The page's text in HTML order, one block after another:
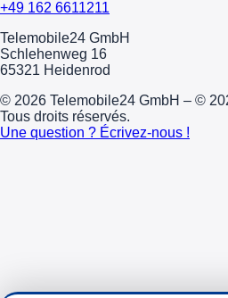
+49 162 6611211
Telemobile24 GmbH
Schlehenweg 16
65321 Heidenrod
© 2026 Telemobile24 GmbH – ©
Tous droits réservés.
Une question ? Écrivez-nous !